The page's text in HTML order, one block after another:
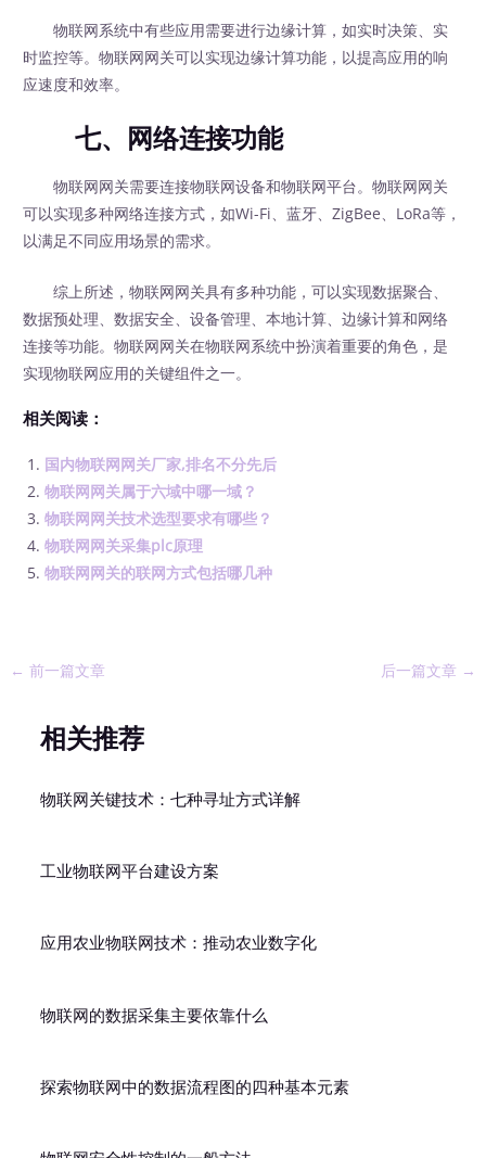
物联网系统中有些应用需要进行边缘计算，如实时决策、实
时监控等。物联网网关可以实现边缘计算功能，以提高应用的响
应速度和效率。
七、网络连接功能
物联网网关需要连接物联网设备和物联网平台。物联网网关
可以实现多种网络连接方式，如Wi-Fi、蓝牙、ZigBee、LoRa等，
以满足不同应用场景的需求。
综上所述，物联网网关具有多种功能，可以实现数据聚合、
数据预处理、数据安全、设备管理、本地计算、边缘计算和网络
连接等功能。物联网网关在物联网系统中扮演着重要的角色，是
实现物联网应用的关键组件之一。
相关阅读：
国内物联网网关厂家,排名不分先后
物联网网关属于六域中哪一域？
物联网网关技术选型要求有哪些？
物联网网关采集plc原理
物联网网关的联网方式包括哪几种
← 前一篇文章 后一篇文章 →
相关推荐
物联网关键技术：七种寻址方式详解
工业物联网平台建设方案
应用农业物联网技术：推动农业数字化
物联网的数据采集主要依靠什么
探索物联网中的数据流程图的四种基本元素